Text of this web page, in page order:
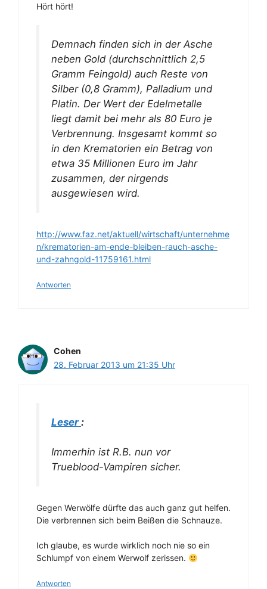
Hört hört!
Demnach finden sich in der Asche
neben Gold (durchschnittlich 2,5
Gramm Feingold) auch Reste von
Silber (0,8 Gramm), Palladium und
Platin. Der Wert der Edelmetalle
liegt damit bei mehr als 80 Euro je
Verbrennung. Insgesamt kommt so
in den Krematorien ein Betrag von
etwa 35 Millionen Euro im Jahr
zusammen, der nirgends
ausgewiesen wird.
http://www.faz.net/aktuell/wirtschaft/unternehme
n/krematorien-am-ende-bleiben-rauch-asche-
und-zahngold-11759161.html
Antworten
Cohen
28. Februar 2013 um 21:35 Uhr
Leser:
Immerhin ist R.B. nun vor
Trueblood-Vampiren sicher.
Gegen Werwölfe dürfte das auch ganz gut helfen.
Die verbrennen sich beim Beißen die Schnauze.
Ich glaube, es wurde wirklich noch nie so ein
Schlumpf von einem Werwolf zerissen.
Antworten